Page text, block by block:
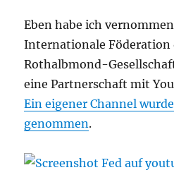
Eben habe ich
Internationale Föderation
Rothalbmond-
eine Partnerschaft mit
Ein eigener Channel
genommen.